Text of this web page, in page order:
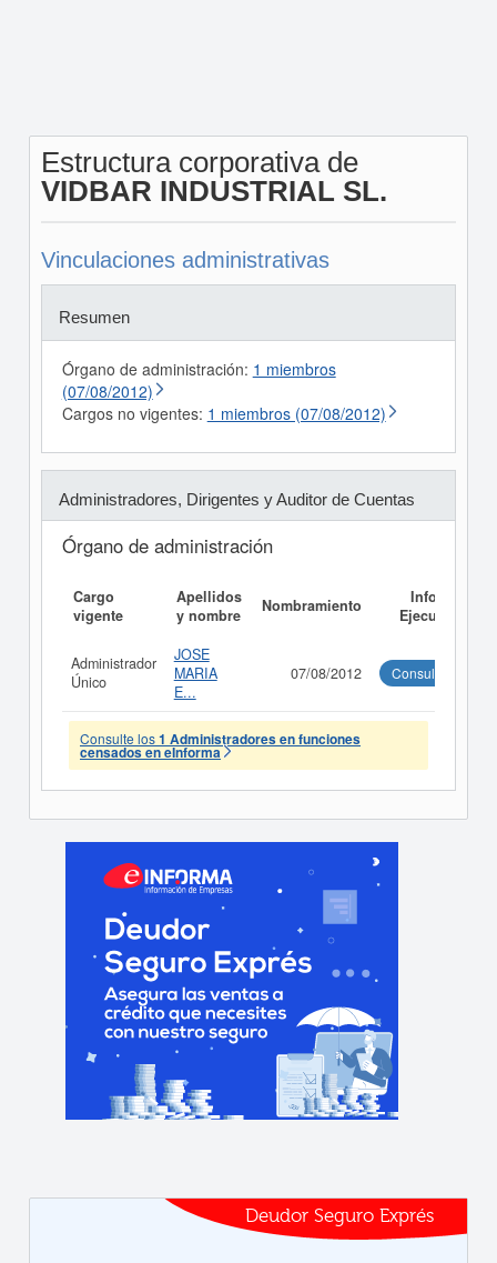
Estructura corporativa de
VIDBAR INDUSTRIAL SL.
Vinculaciones administrativas
Resumen
Órgano de administración: 1 miembros
(07/08/2012)
Cargos no vigentes: 1 miembros (07/08/2012)
Administradores, Dirigentes y Auditor de Cuentas
Órgano de administración
Cargo
vigente
Apellidos
y nombre
Nombramiento
Informe
Ejecutivo
Administrador
Único
JOSE
MARIA
E...
07/08/2012 Consultar
Consulte los1 Administradores en funciones
censados en eInforma
Deudor Seguro Exprés